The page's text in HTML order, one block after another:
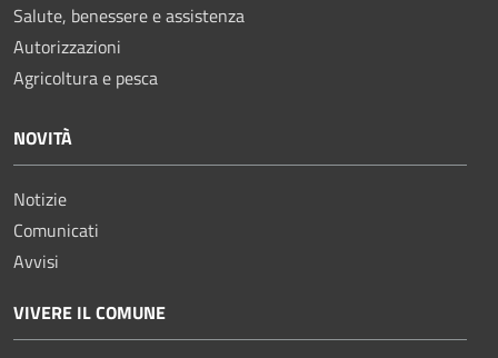
Salute, benessere e assistenza
Autorizzazioni
Agricoltura e pesca
NOVITÀ
Notizie
Comunicati
Avvisi
VIVERE IL COMUNE